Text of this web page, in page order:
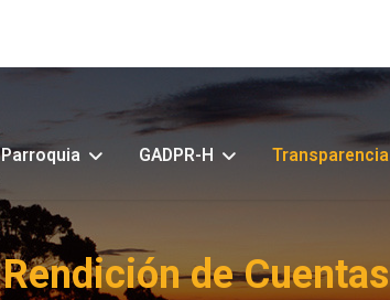
Parroquia GADPR-H Transparencia
Rendición de Cuentas